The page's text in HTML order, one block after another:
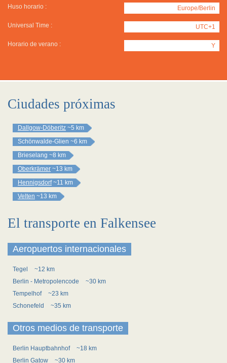
Huso horario : Europe/Berlin
Universal Time : UTC+1
Horario de verano : Y
Ciudades próximas
Dallgow-Döberitz ~5 km
Schönwalde-Glien ~6 km
Brieselang ~8 km
Oberkrämer ~13 km
Hennigsdorf ~11 km
Velten ~13 km
El transporte en Falkensee
Aeropuertos internacionales
Tegel
~12 km
Berlin - Metropolencode
~30 km
Tempelhof
~23 km
Schonefeld
~35 km
Otros medios de transporte
Berlin Hauptbahnhof
~18 km
Berlin Gatow
~30 km